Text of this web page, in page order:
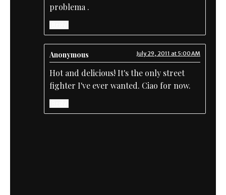
problema .
Anonymous July 29, 2011 at 5:00 AM
Hot and delicious! It's the only street
fighter I've ever wanted. Ciao for now.